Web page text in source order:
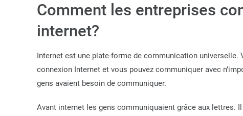
Comment les entreprises
internet?
Internet est une plate-forme de communication universelle.
connexion Internet et vous pouvez communiquer avec
gens avaient besoin de communiquer.
Avant internet les gens communiquaient grâce aux